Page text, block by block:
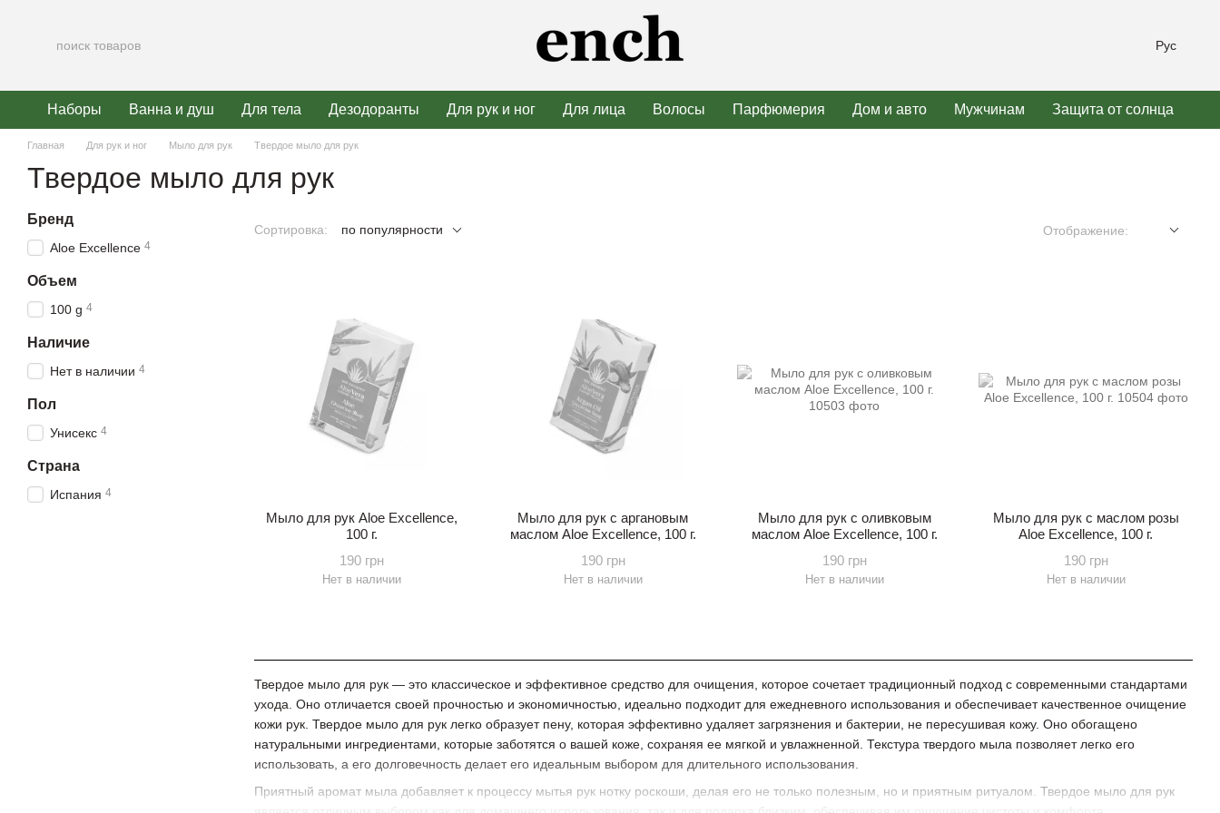
Рус
Наборы Ванна и душ Для тела Дезодоранты Для рук и ног Для лица Волосы Парфюмерия Дом и авто Мужчинам Защита от солнца
Главная Для рук и ног Мыло для рук Твердое мыло для рук
Твердое мыло для рук
Сортировка: по популярности Отображение:
Твердое мыло для рук — это классическое и эффективное средство для очищения, которое сочетает традиционный подход с современными стандартами
ухода. Оно отличается своей прочностью и экономичностью, идеально подходит для ежедневного использования и обеспечивает качественное очищение
кожи рук. Твердое мыло для рук легко образует пену, которая эффективно удаляет загрязнения и бактерии, не пересушивая кожу. Оно обогащено
натуральными ингредиентами, которые заботятся о вашей коже, сохраняя ее мягкой и увлажненной. Текстура твердого мыла позволяет легко его
использовать, а его долговечность делает его идеальным выбором для длительного использования.
Приятный аромат мыла добавляет к процессу мытья рук нотку роскоши, делая его не только полезным, но и приятным ритуалом. Твердое мыло для рук
Мыло для рук Aloe Excellence,
100 г.
190 грн
Нет в наличии
Мыло для рук с аргановым
маслом Aloe Excellence, 100 г.
190 грн
Нет в наличии
Мыло для рук с оливковым
маслом Aloe Excellence, 100 г.
190 грн
Нет в наличии
Мыло для рук с маслом розы
Aloe Excellence, 100 г.
190 грн
Нет в наличии
Бренд
Aloe Excellence 4
Объем
100 g 4
Наличие
Нет в наличии 4
Пол
Унисекс 4
Страна
Испания 4